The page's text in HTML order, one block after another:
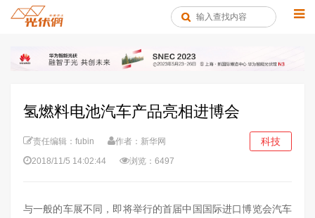
氢燃料电池汽车产品亮相进博会
责任编辑：fubin
作者：新华网
2018/11/5 14:02:44
浏览：6497
科技
与一般的车展不同，即将举行的首届中国国际进口博览会汽车